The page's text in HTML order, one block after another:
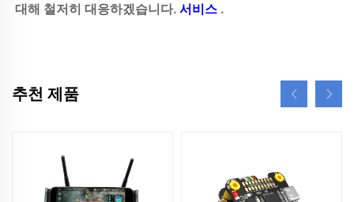
대해 철저히 대응하겠습니다. 서비스 .
추천 제품